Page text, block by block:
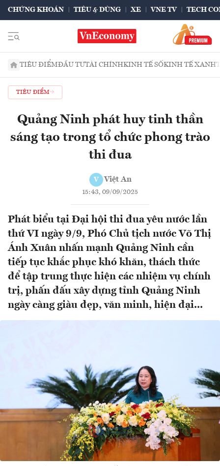
CHỨNG KHOÁN TIÊU & DÙNG XE VNE TV TECH
TIÊU ĐIỂMĐẦU TƯTÀI CHÍNHKINH TẾ SỐKINH TẾ XANH
TIÊU ĐIỂM
Quảng Ninh phát huy tinh thần
sáng tạo trong tổ chức phong trào
thi đua
V Việt An
15:43, 09/09/2025
Phát biểu tại Đại hội thi đua yêu nước lần
thứ VI ngày 9/9, Phó Chủ tịch nước Võ Thị
Ánh Xuân nhấn mạnh Quảng Ninh cần
tiếp tục khắc phục khó khăn, thách thức
để tập trung thực hiện các nhiệm vụ chính
trị, phấn đấu xây dựng tỉnh Quảng Ninh
ngày càng giàu đẹp, văn minh, hiện đại...